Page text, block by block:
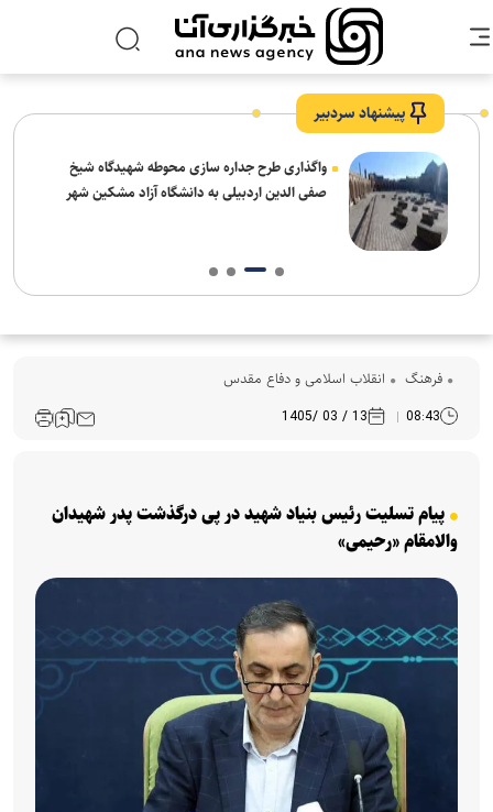
پیشنهاد سردبیر
واگذاری طرح جداره سازی محوطه شهیدگاه شیخ
صفی الدین اردبیلی به دانشگاه آزاد مشکین شهر
فرهنگ‌ انقلاب اسلامی و دفاع مقدس
08:43
13 / 03 /1405
پیام تسلیت رئیس بنیاد شهید در پی درگذشت پدر شهیدان
والامقام «رحیمی»